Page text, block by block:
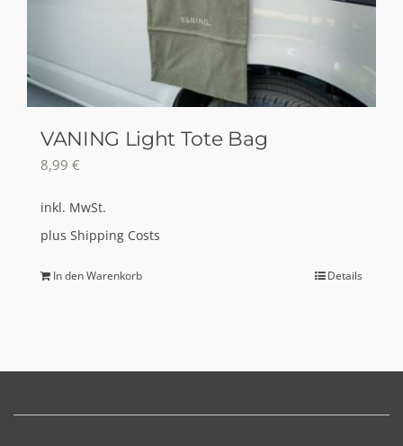
VANING Light Tote Bag
8,99 €
inkl. MwSt.
plus Shipping Costs
In den Warenkorb Details